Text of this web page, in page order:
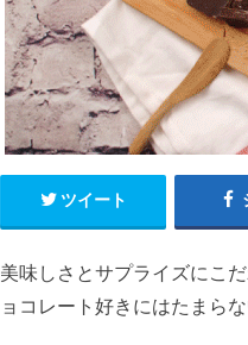
ツイート
美味しさとサプライズにこ
ョコレート好きにはたまら